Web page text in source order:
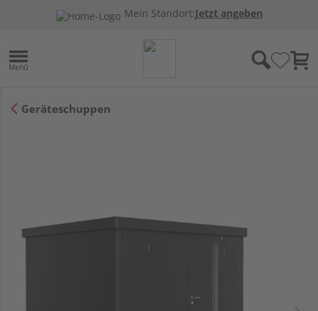
Mein Standort:Jetzt angeben
Geräteschuppen